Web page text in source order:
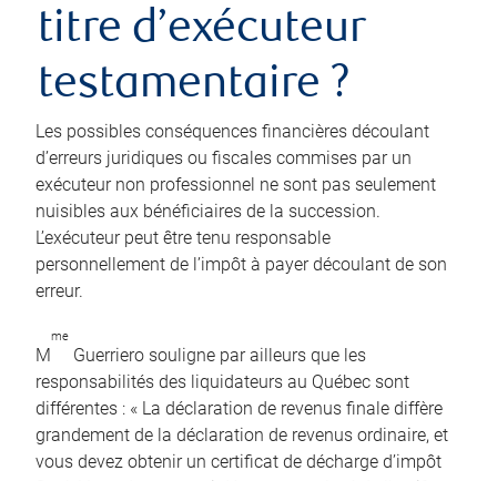
titre d’exécuteur
testamentaire ?
Les possibles conséquences financières découlant
d’erreurs juridiques ou fiscales commises par un
exécuteur non professionnel ne sont pas seulement
nuisibles aux bénéficiaires de la succession.
L’exécuteur peut être tenu responsable
personnellement de l’impôt à payer découlant de son
erreur.
M
me
Guerriero souligne par ailleurs que les
responsabilités des liquidateurs au Québec sont
différentes : « La déclaration de revenus finale diffère
grandement de la déclaration de revenus ordinaire, et
vous devez obtenir un certificat de décharge d’impôt